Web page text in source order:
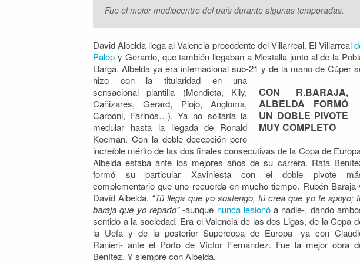
Fue el mejor mediocentro del país durante algunas temporadas.
David Albelda llega al Valencia procedente del Villarreal. El Villarreal
Palop y Gerardo, que también llegaban a Mestalla junto al de la
Llarga. Albelda ya era internacional sub-21 y de
CON R.BARAJA,
ALBELDA FORMÓ
UN DOBLE PIVOTE
MUY COMPLETO
la mano de Cúper
hizo con la titularidad en una
sensacional plantilla (Mendieta, Kily,
Cañizares, Gerard, Piojo, Angloma,
Carboni, Farinós…). Ya no soltaría la
medular hasta la llegada de Ronald
Koeman. Con la doble decepción pero
increíble mérito de las dos finales consecutivas de la Copa de
Albelda estaba ante los mejores años de su carrera. Rafa
formó su particular Xaviniesta con el doble pivote
complementario que uno recuerda en mucho tiempo. Rubén Baraja
David Albelda. “Tú llega que yo sostengo, tú crea que yo te apoyo;
baraja que yo reparto”-aunque nunca lesionóa nadie-, dando
sentido a la sociedad. Era el Valencia de las dos Ligas, de la Copa
la Uefa y de la posterior Supercopa de Europa -ya con
Ranieri- ante el Porto de Víctor Fernández. Fue la mejor obra
Benítez. Y siempre con Albelda.